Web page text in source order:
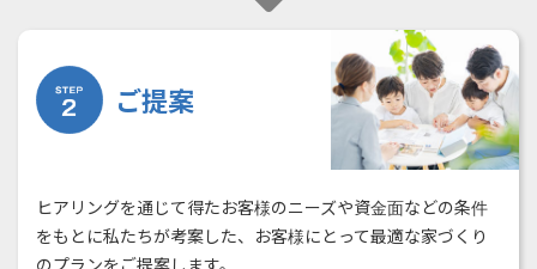
ご提案
ヒアリングを通じて得たお客様のニーズや資金面などの条件
をもとに私たちが考案した、お客様にとって最適な家づくり